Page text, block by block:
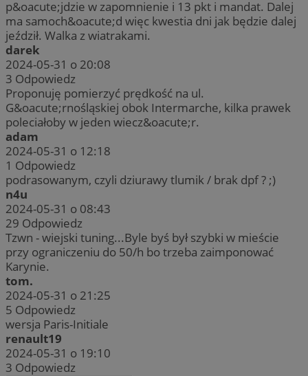
p&oacute;jdzie w zapomnienie i 13 pkt i mandat. Dalej
ma samoch&oacute;d więc kwestia dni jak będzie dalej
jeździł. Walka z wiatrakami.
darek
2024-05-31 o 20:08
3 Odpowiedz
Proponuję pomierzyć prędkość na ul.
G&oacute;rnośląskiej obok Intermarche, kilka prawek
poleciałoby w jeden wiecz&oacute;r.
adam
2024-05-31 o 12:18
1 Odpowiedz
podrasowanym, czyli dziurawy tlumik / brak dpf ? ;)
n4u
2024-05-31 o 08:43
29 Odpowiedz
Tzwn - wiejski tuning...Byle byś był szybki w mieście
przy ograniczeniu do 50/h bo trzeba zaimponować
Karynie.
tom.
2024-05-31 o 21:25
5 Odpowiedz
wersja Paris-Initiale
renault19
2024-05-31 o 19:10
3 Odpowiedz